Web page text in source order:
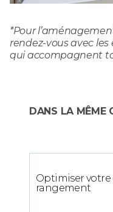
*Pour
rendez-vous avec
qui accompagnent
DANS LA MÊME
Optimiser votre
rangement